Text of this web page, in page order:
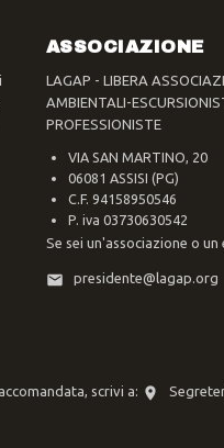
ASSOCIAZIONE
LAGAP - LIBERA
AMBIENTALI-
PROFESSIONISTE
VIA SAN MARTINO, 20
06081 ASSISI (PG)
C.F. 94158950546
P. iva 03730630542
Se sei un'associazione o un
presidente@lagap.org
scrivi a: